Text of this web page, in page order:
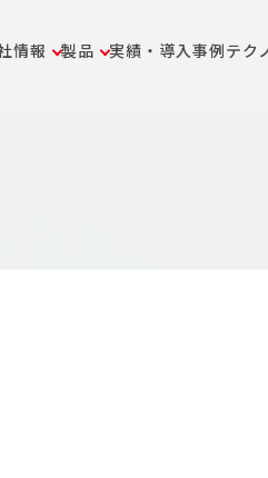
情報 製品 実績・導入事例テク